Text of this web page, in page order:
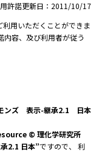
許諾更新日：2011/10/17
用いただくことができま
内容、及び利用者が従う
ンズ 表示-継承2.1 日本
© 理化学研究所
2.1 日本”ですので、 利